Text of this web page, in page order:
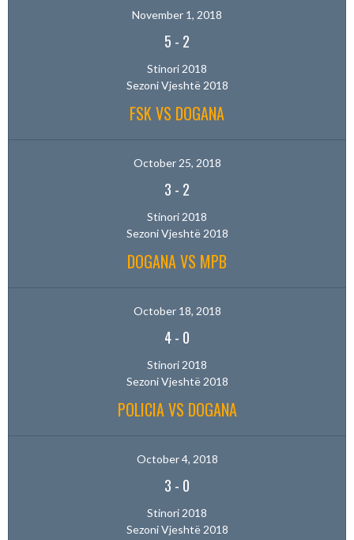
November 1, 2018
5 - 2
Stinori 2018
Sezoni Vjeshtë 2018
FSK VS DOGANA
October 25, 2018
3 - 2
Stinori 2018
Sezoni Vjeshtë 2018
DOGANA VS MPB
October 18, 2018
4- 0
Stinori 2018
Sezoni Vjeshtë 2018
POLICIA VS DOGANA
October 4, 2018
3 - 0
Stinori 2018
Sezoni Vjeshtë 2018